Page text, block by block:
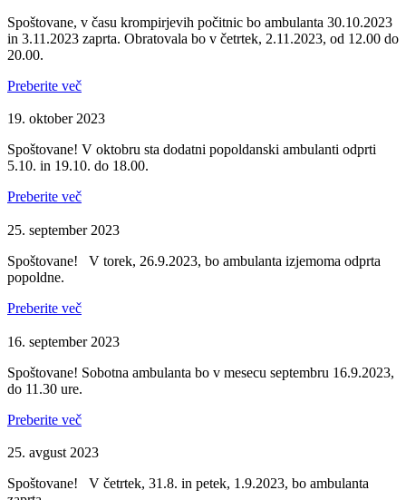
Spoštovane, v času krompirjevih počitnic bo ambulanta 30.10.2023
in 3.11.2023 zaprta. Obratovala bo v četrtek, 2.11.2023, od 12.00 do
20.00.
Preberite več
19. oktober 2023
Spoštovane! V oktobru sta dodatni popoldanski ambulanti odprti
5.10. in 19.10. do 18.00.
Preberite več
25. september 2023
Spoštovane! V torek, 26.9.2023, bo ambulanta izjemoma odprta
popoldne.
Preberite več
16. september 2023
Spoštovane! Sobotna ambulanta bo v mesecu septembru 16.9.2023,
do 11.30 ure.
Preberite več
25. avgust 2023
Spoštovane! V četrtek, 31.8. in petek, 1.9.2023, bo ambulanta